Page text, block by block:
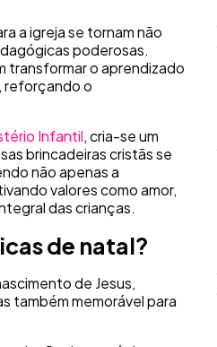
a igreja se tornam não
poderosas.
transformar o aprendizado
reforçando o
Infantil, cria-se um
brincadeiras cristãs se
não apenas a
valores como amor,
das crianças.
de natal?
de Jesus,
também memorável para